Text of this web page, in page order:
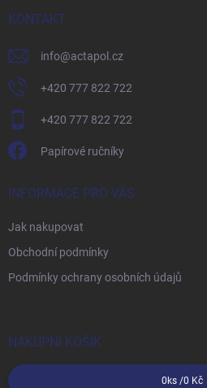
KONTAKT
info@actapol.cz
+420 777 822 722
+420 777 822 722
Papírové ručníky
INFORMACE PRO VÁS
Jak nakupovat
Obchodní podmínky
Podmínky ochrany osobních údajů
NÁKUPNÍ KOŠÍK
0ks /0 Kč